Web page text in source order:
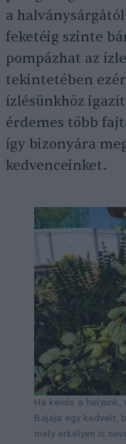
a
feketéig szinte
pompázhat az
tekintetében
ízlésünkhöz
érdemes több
így bizonyára
kedvenceinket.
Ha kevés a
Bajaja egy kedvelt,
mely erkélyen is